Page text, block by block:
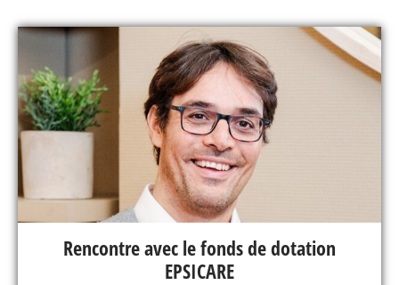
Rencontre avec le fonds de dotation
EPSICARE